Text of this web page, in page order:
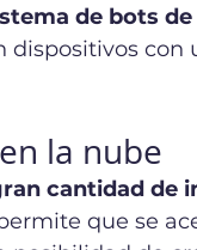
de bots
dispositivos con
la nube
cantidad de
que se